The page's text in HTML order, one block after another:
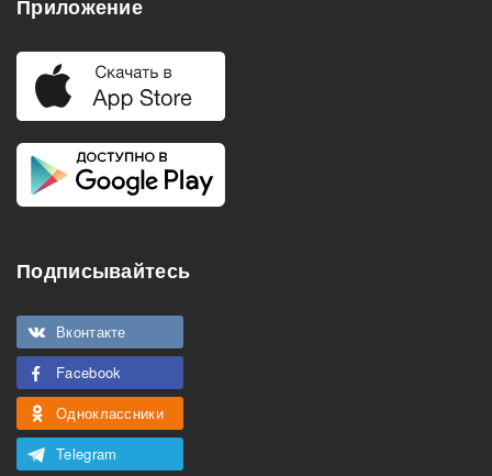
Приложение
Подписывайтесь
Вконтакте
Facebook
Одноклассники
Telegram